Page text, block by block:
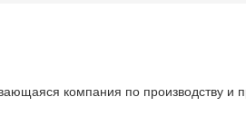
компания по производству и